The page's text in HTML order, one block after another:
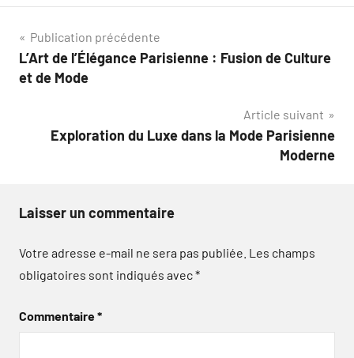
Navigation
de
Publication précédente
L’Art de l’Élégance Parisienne : Fusion de Culture
et de Mode
Article suivant
Exploration du Luxe dans la Mode Parisienne
Moderne
Laisser un commentaire
Votre adresse e-mail ne sera pas publiée. Les champs
obligatoires sont indiqués avec*
Commentaire*